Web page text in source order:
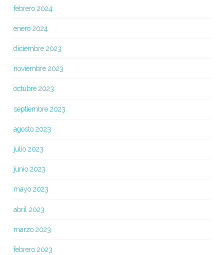
febrero 2024
enero 2024
diciembre 2023
noviembre 2023
octubre 2023
septiembre 2023
agosto 2023
julio 2023
junio 2023
mayo 2023
abril 2023
marzo 2023
febrero 2023